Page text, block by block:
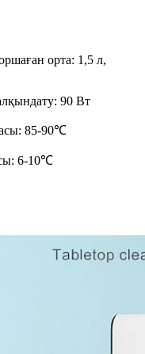
орта: 1,5 л,
90 Вт
85-90℃
6-10℃